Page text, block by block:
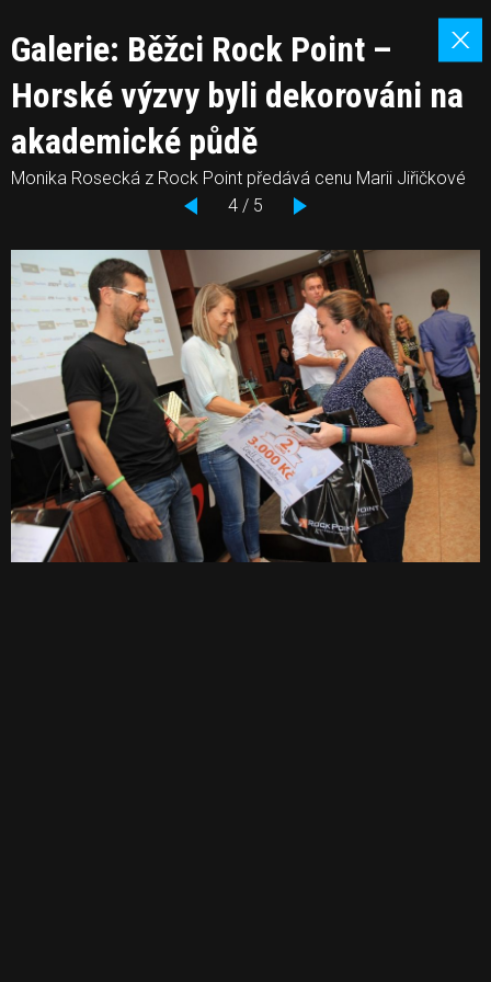
Galerie: Běžci Rock Point –
Horské výzvy byli dekorováni na
akademické půdě
Monika Rosecká z Rock Point předává cenu Marii Jiřičkové
4 / 5